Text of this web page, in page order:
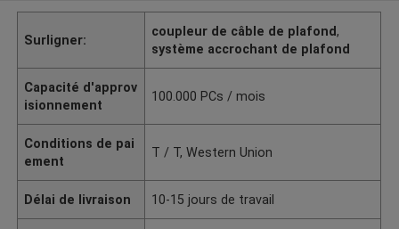
Surligner:
coupleur de câble de plafond,
système accrochant de plafond
Capacité d'approv
isionnement
100.000 PCs / mois
Conditions de pai
ement
T / T, Western Union
Délai de livraison 10-15 jours de travail